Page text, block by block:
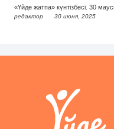
«Үйде жатпа» күнтізбесі. 30
редактор 30 июня, 2025